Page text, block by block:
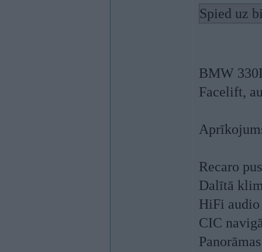
Spied uz
BMW
Facelift,
Recaro
Dalītā
HiFi
CIC